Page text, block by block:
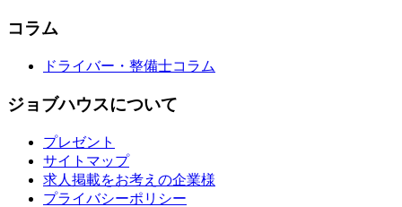
コラム
ドライバー・整備士コラム
ジョブハウスについて
プレゼント
サイトマップ
求人掲載をお考えの企業様
プライバシーポリシー